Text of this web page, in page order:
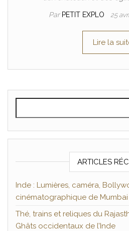
Par PETIT EXPLO 25
Lire la
ARTICLES
Inde : Lumières, caméra,
cinématographique de Mumbai
Thé, trains et reliques du
Ghâts occidentaux de l’Inde